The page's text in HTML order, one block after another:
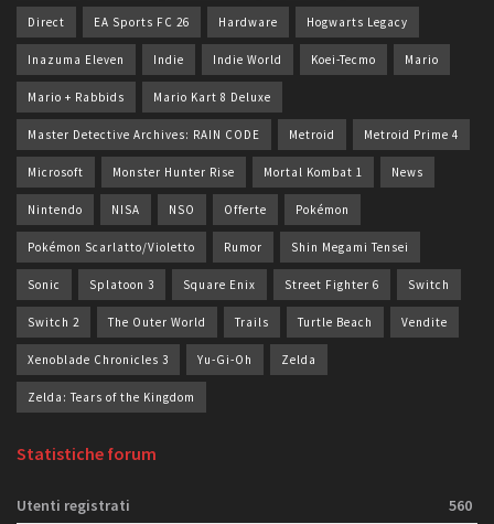
Direct EA Sports FC 26 Hardware Hogwarts Legacy
Inazuma Eleven Indie Indie World Koei-Tecmo Mario
Mario + Rabbids Mario Kart 8 Deluxe
Master Detective Archives: RAIN CODE Metroid Metroid Prime 4
Microsoft Monster Hunter Rise Mortal Kombat 1 News
Nintendo NISA NSO Offerte Pokémon
Pokémon Scarlatto/Violetto Rumor Shin Megami Tensei
Sonic Splatoon 3 Square Enix Street Fighter 6 Switch
Switch 2 The Outer World Trails Turtle Beach Vendite
Xenoblade Chronicles 3 Yu-Gi-Oh Zelda
Zelda: Tears of the Kingdom
Statistiche forum
Utenti registrati 560